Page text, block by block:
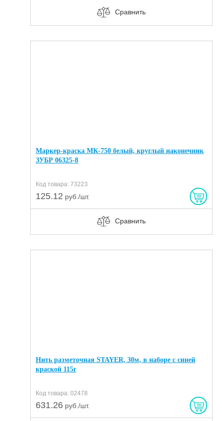
Сравнить
Маркер-краска МК-750 белый, круглый наконечник
ЗУБР 06325-8
Код товара: 73223
125.12 руб./шт.
Сравнить
Нить разметочная STAYER, 30м, в наборе с синей
краской 115г
Код товара: 02478
631.26 руб./шт.